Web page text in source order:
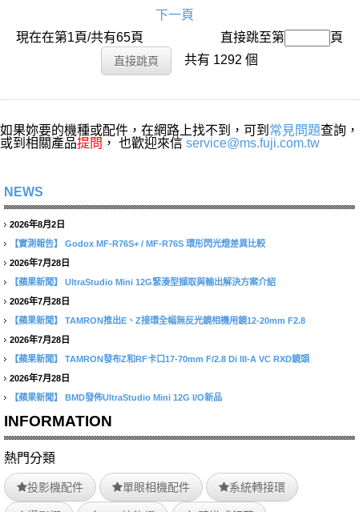
下一頁
現在在第1頁/共有65頁
直接跳至第
頁
共有 1292 個
如果妳要的機種或配件，在網路上找不到，可到 常見問題查詢，
或到相關產品提問 ， 也歡迎來信 service@ms.fuji.com.tw
NEWS
2026年8月2日
【實測報告】
Godox MF-R76S+ / MF-R76S 環形閃光燈差異比較
2026年7月28日
【蘋果新聞】
UltraStudio Mini 12G緊湊型擷取與輸出解決方案介紹
2026年7月28日
【蘋果新聞】
TAMRON推出E、Z接環全幅無反光鏡相機用鏡12-20mm F2.8
2026年7月28日
【蘋果新聞】
TAMRON發布Z和RF卡口17-70mm F/2.8 Di III-A VC RXD鏡頭
2026年7月28日
【蘋果新聞】
BMD發佈UltraStudio Mini 12G I/O新品
INFORMATION
熱門分類
投影機配件 單眼相機配件 系統轉接環